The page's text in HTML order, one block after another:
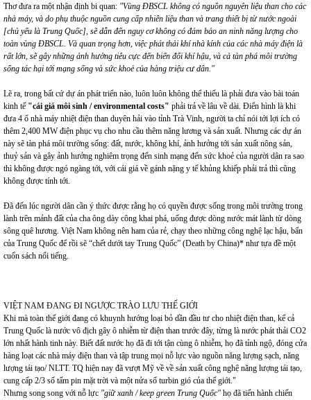
Thơ đưa ra một nhận định bi quan: "Vùng ĐBSCL không có nguồn nguyên liệu than cho các
nhà máy, và do phụ thuộc nguồn cung cấp nhiên liệu than và trang thiết bị từ nước ngoài
[chủ yếu là Trung Quốc], sẽ dẫn đến nguy cơ không có đảm bảo an ninh năng lượng cho
toàn vùng ĐBSCL. Và quan trọng hơn, việc phát thải khí nhà kính của các nhà máy điện là
rất lớn, sẽ gây những ảnh hưởng tiêu cực đến biến đổi khí hậu, và cả tàn phá môi trường
sống tác hại tới mạng sống và sức khoẻ của hàng triệu cư dân."
Lẽ ra, trong bất cứ dự án phát triển nào, luôn luôn không thể thiếu là phải đưa vào bài toán
kinh tế "cái giá môi sinh / environmental costs" phải trả về lâu về dài. Điển hình là khi
đưa 4 ổ nhà máy nhiệt điện than duyên hải vào tỉnh Trà Vinh, người ta chỉ nói tới lợi ích có
thêm 2,400 MW điện phục vụ cho nhu cầu thêm năng lương và sản xuất. Nhưng các dự án
này sẽ tàn phá môi trường sống: đất, nước, không khí, ảnh hưởng tới sản xuất nông sản,
thuỷ sản và gây ảnh hưởng nghiêm trọng đến sinh mạng đến sức khoẻ của người dân ra sao
thì không được ngó ngàng tới, với cái giá về gánh nặng y tế khủng khiếp phải trả thì cũng
không được tính tới.
Đã đến lúc người dân cần ý thức được rằng họ có quyền được sống trong môi trường trong
lành trên mảnh đất của cha ông dày công khai phá, uống được dòng nước mát lành từ dòng
sông quê hương. Việt Nam không nên ham của rẻ, chạy theo những công nghệ lạc hậu, bẩn
của Trung Quốc để rồi sẽ “chết dưới tay Trung Quốc” (Death by China)* như tựa đề một
cuốn sách nổi tiếng.
VIỆT NAM ĐANG ĐI NGƯỢC TRÀO LƯU THẾ GIỚI
Khi mà toàn thế giới đang có khuynh hướng loại bỏ dần đầu tư cho nhiệt điện than, kể cả
Trung Quốc là nước vô địch gây ô nhiễm từ điện than trước đây, từng là nước phát thải CO2
lớn nhất hành tinh này. Biết đất nước họ đã đi tới tận cùng ô nhiễm, họ đã tỉnh ngộ, đóng cửa
hàng loạt các nhà máy điện than và tập trung mọi nỗ lực vào nguồn năng lượng sạch, năng
lượng tái tạo/ NLTT. TQ hiện nay đã vượt Mỹ về về sản xuất công nghệ năng lượng tái tạo,
cung cấp 2/3 số tấm pin mặt trời và một nửa số turbin gió của thế giới."
Nhưng song song với nỗ lực "giữ xanh / keep green Trung Quốc" họ đã tiến hành chiến